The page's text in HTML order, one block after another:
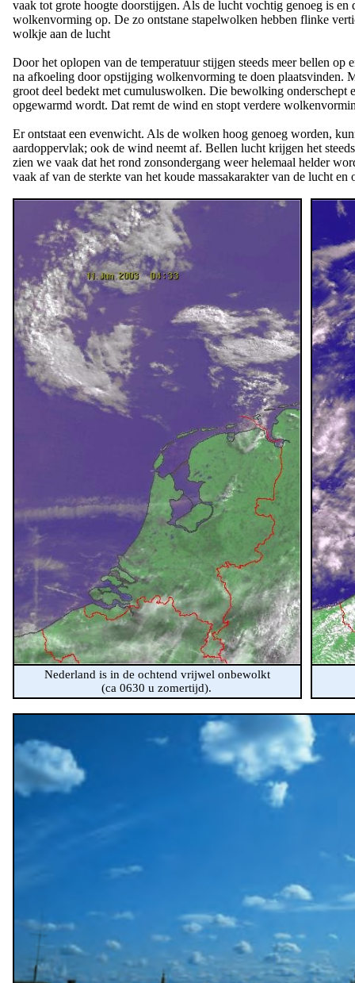
vaak tot grote hoogte doorstijgen. Als de lucht vochtig genoeg is
wolkenvorming op. De zo ontstane stapelwolken hebben flinke
wolkje aan de lucht
Door het oplopen van de temperatuur stijgen steeds meer bellen
na afkoeling door opstijging wolkenvorming te doen plaatsvinden.
groot deel bedekt met cumuluswolken. Die bewolking onderschept
opgewarmd wordt. Dat remt de wind en stopt verdere
Er ontstaat een evenwicht. Als de wolken hoog genoeg worden,
aardoppervlak; ook de wind neemt af. Bellen lucht krijgen het
zien we vaak dat het rond zonsondergang weer helemaal helder
vaak af van de sterkte van het koude massakarakter van de lucht
Nederland is in de ochtend vrijwel onbewolkt
(ca 0630 u zomertijd).